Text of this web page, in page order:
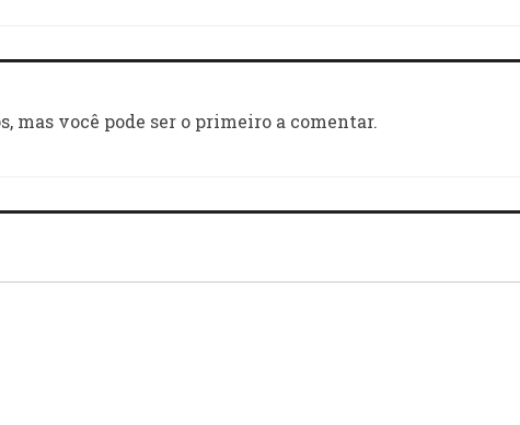
mas você pode ser o primeiro a comentar.